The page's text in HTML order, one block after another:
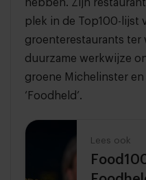
hebben. Zijn
plek in de Top100-lijst
groenterestaurants ter
duurzame werkwijze
groene Michelinster
‘Foodheld’.
Lees ook